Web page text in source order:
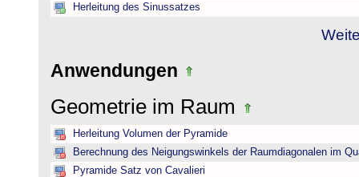
Herleitung des Sinussatzes
Anwendungen
Geometrie im Raum
Herleitung Volumen der Pyramide
Berechnung des Neigungswinkels der Raumdiagonalen im
Pyramide Satz von Cavalieri